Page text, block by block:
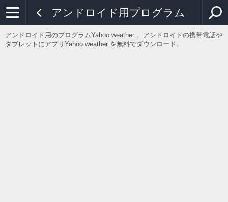
アンドロイド用プログラム
アンドロイド用のプログラムYahoo weather 。アンドロイドの携帯電話や
タブレットにアプリYahoo weather を無料でダウンロード。